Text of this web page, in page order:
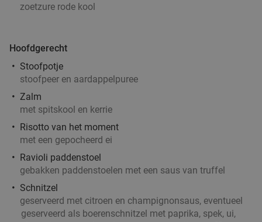
zoetzure rode kool
Hoofdgerecht
Stoofpotje
stoofpeer en aardappelpuree
Zalm
met spitskool en kerrie
Risotto van het moment
met een gepocheerd ei
Ravioli paddenstoel
gebakken paddenstoelen met een saus van truffel
Schnitzel
geserveerd met citroen en champignonsaus, eventueel
geserveerd als boerenschnitzel met paprika, spek, ui,